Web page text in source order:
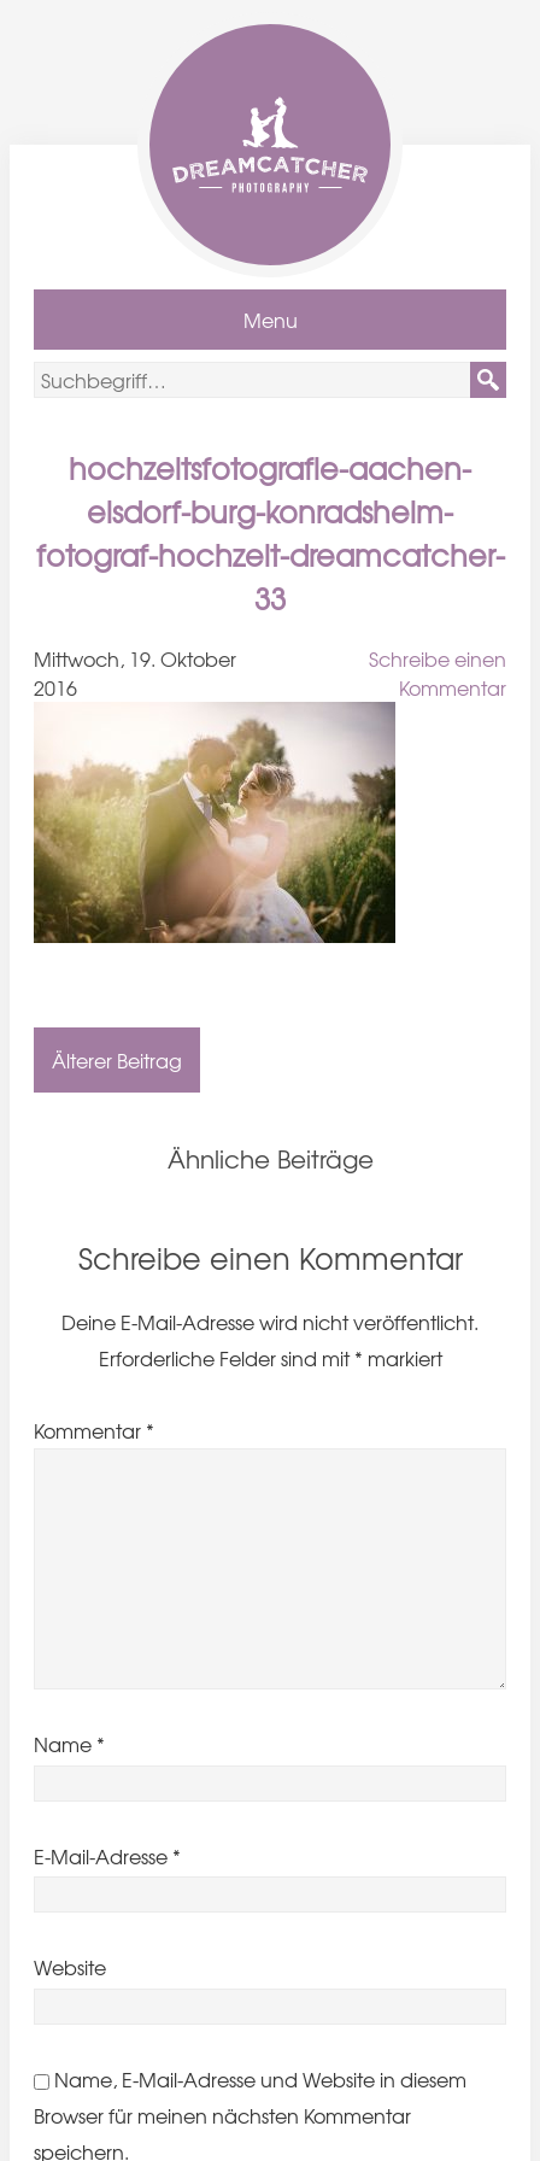
Menu
hochzeitsfotografie-aachen-
elsdorf-burg-konradsheim-
fotograf-hochzeit-dreamcatcher-
33
Mittwoch, 19. Oktober
2016
Schreibe einen
Kommentar
Älterer Beitrag
Ähnliche Beiträge
Schreibe einen Kommentar
Deine E-Mail-Adresse wird nicht veröffentlicht.
Erforderliche Felder sind mit* markiert
Kommentar *
Name *
E-Mail-Adresse *
Website
Name, E-Mail-Adresse und Website in diesem
Browser für meinen nächsten Kommentar
speichern.